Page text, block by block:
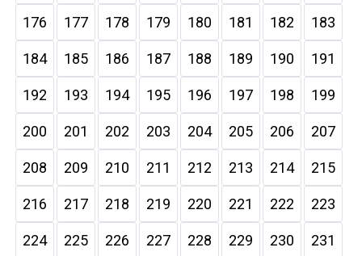
176 177 178 179 180 181 182 183
184 185 186 187 188 189 190 191
192 193 194 195 196 197 198 199
200 201 202 203 204 205 206 207
208 209 210 211 212 213 214 215
216 217 218 219 220 221 222 223
224 225 226 227 228 229 230 231